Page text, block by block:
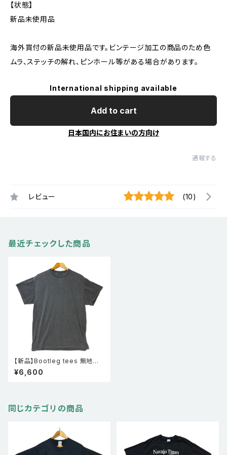
【状態】
新品未使用品
海外買付の新品未使用品です。ビンテージ加工の商品のため色
ムラ、ステッチの解れ、ピンホール等がある場合があります。
International shipping available
Add to cart
日本国内にお住まいの方向け
通報する
レビュー (10)
最近チェックした商品
【新品】Bootleg tees 無地ブ
ートボディ フェード シングルス
テッチTシャツ
¥6,600
同じカテゴリの商品